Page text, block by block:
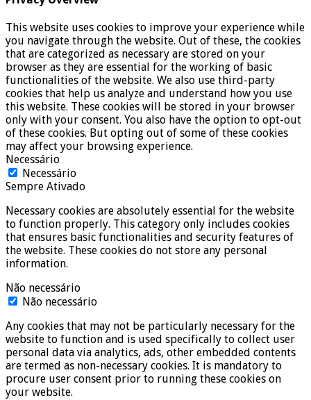
This website uses cookies to improve your experience while
you navigate through the website. Out of these, the cookies
that are categorized as necessary are stored on your
browser as they are essential for the working of basic
functionalities of the website. We also use third-party
cookies that help us analyze and understand how you use
this website. These cookies will be stored in your browser
only with your consent. You also have the option to opt-out
of these cookies. But opting out of some of these cookies
may affect your browsing experience.
Necessário
Necessário
Sempre Ativado
Necessary cookies are absolutely essential for the website
to function properly. This category only includes cookies
that ensures basic functionalities and security features of
the website. These cookies do not store any personal
information.
Não necessário
Não necessário
Any cookies that may not be particularly necessary for the
website to function and is used specifically to collect user
personal data via analytics, ads, other embedded contents
are termed as non-necessary cookies. It is mandatory to
procure user consent prior to running these cookies on
your website.